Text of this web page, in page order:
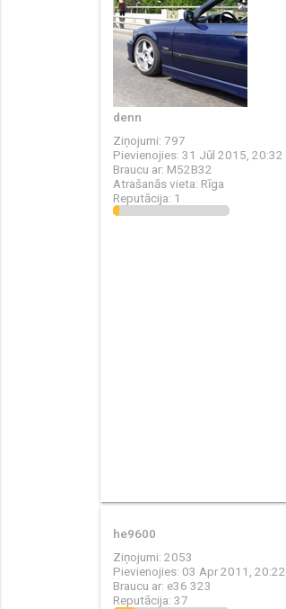
denn
Ziņojumi: 797
Pievienojies: 31 Jūl 2015, 20:32
Braucu ar: M52B32
Atrašanās vieta: Rīga
Reputācija: 1
he9600
Ziņojumi: 2053
Pievienojies: 03 Apr 2011, 20:22
Braucu ar: e36 323
Reputācija: 37